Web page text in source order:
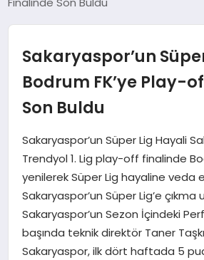
TEKNOLOJI
SAĞLIK
SIYASET
EKONOMI
DÜNYA
Sakaryaspor’un
Bodrum FK’ye Play-
Son Buldu
Sakaryaspor’un Süper Lig Hayali
Trendyol 1. Lig play-off finalinde
yenilerek Süper Lig hayaline veda
Sakaryaspor’un Süper Lig’e
Sakaryaspor’un Sezon İçindeki
başında teknik direktör Taner
Sakaryaspor, ilk dört haftada 5